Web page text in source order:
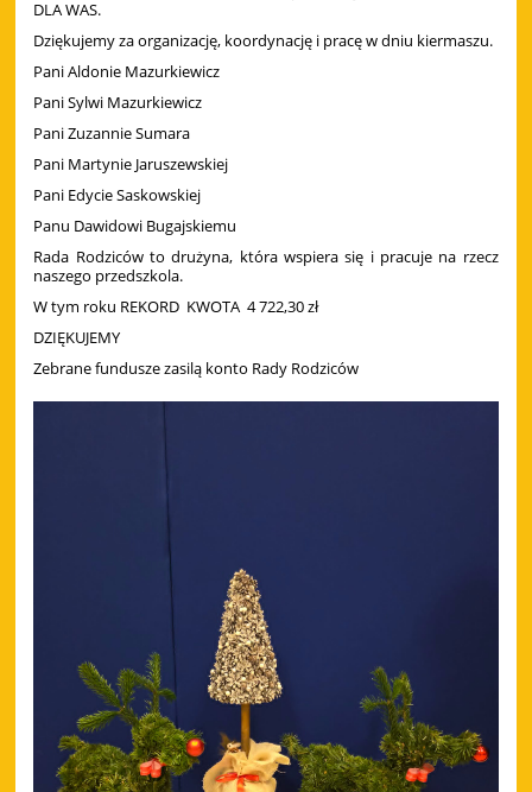
DLA WAS.
Dziękujemy za organizację, koordynację i pracę w dniu kiermaszu.
Pani Aldonie Mazurkiewicz
Pani Sylwi Mazurkiewicz
Pani Zuzannie Sumara
Pani Martynie Jaruszewskiej
Pani Edycie Saskowskiej
Panu Dawidowi Bugajskiemu
Rada Rodziców to drużyna, która wspiera się i pracuje na rzecz
naszego przedszkola.
W tym roku REKORD KWOTA 4 722,30 zł
DZIĘKUJEMY
Zebrane fundusze zasilą konto Rady Rodziców